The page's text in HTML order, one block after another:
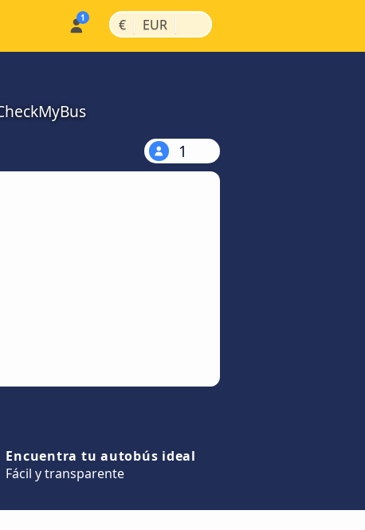
€ | EUR |
1
Encuentra tu autobús ideal
Fácil y transparente